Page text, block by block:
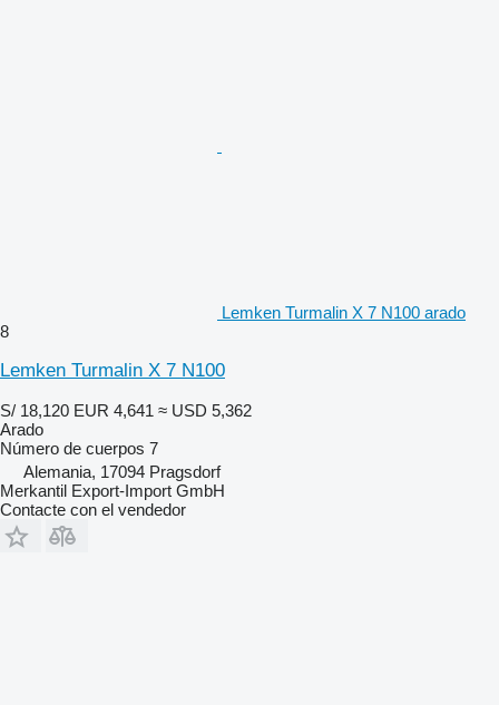
Lemken Turmalin X 7 N100 arado
8
Lemken Turmalin X 7 N100
S/ 18,120 EUR 4,641 ≈ USD 5,362
Arado
Número de cuerpos 7
Alemania, 17094 Pragsdorf
Merkantil Export-Import GmbH
Contacte con el vendedor